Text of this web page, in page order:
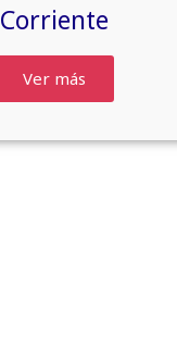
Corriente
Ver más